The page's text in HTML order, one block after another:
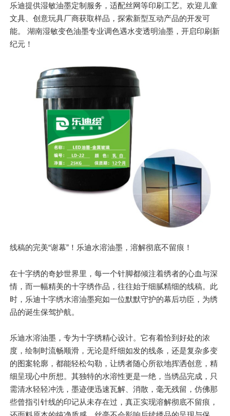
乐迪提供湿敏油墨定制服务，适配丝网等印刷工艺。欢迎儿童
文具、创意玩具厂商获取样品，探索新型互动产品的开发可
能。 湖南湿敏变色油墨专业调色遇水变透明油墨，开启印刷新
纪元！
线稿的完美“谢幕”！乐迪水溶油墨，溶解彻底不留痕！
在十字绣的奇妙世界里，每一个针脚都倾注着绣者的心血与深
情，而一幅精美的十字绣作品，往往始于细腻精细的线稿。此
时，乐迪十字绣水溶油墨宛如一位默默守护的幕后功臣，为绣
品的诞生保驾护航。
乐迪水溶油墨，专为十字绣精心设计。它有着恰到好处的浓
度，绘制时流畅顺滑，无论是纤细如发的线条，还是复杂多变
的图案轮廓，都能轻松勾勒，让绣者随心所欲地挥洒创意，精
细呈现心中所想。其独特的水溶性更是一绝，当绣品完成，只
需清水轻轻冲洗，墨迹便迅速瓦解、消散，毫无残留，仿佛那
些曾指引针线的印记从未存在过，真正实现溶解彻底不留痕，